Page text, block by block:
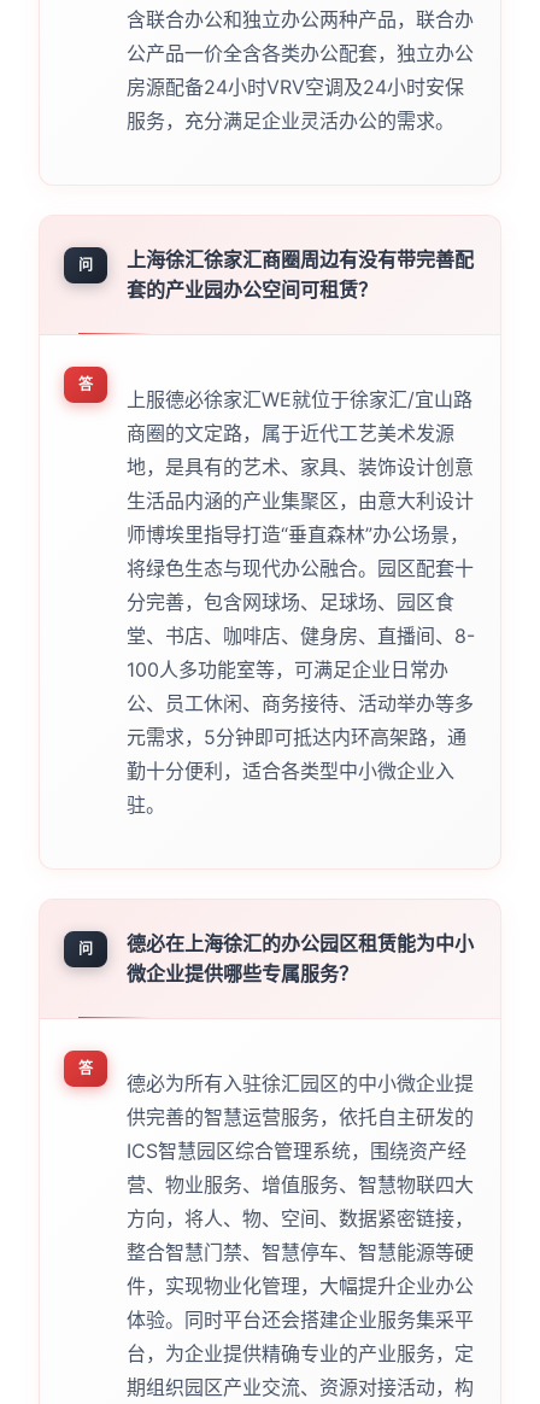
含联合办公和独立办公两种产品，联合办
公产品一价全含各类办公配套，独立办公
房源配备24小时VRV空调及24小时安保
服务，充分满足企业灵活办公的需求。
问
上海徐汇徐家汇商圈周边有没有带完善配
套的产业园办公空间可租赁？
答
上服德必徐家汇WE就位于徐家汇/宜山路
商圈的文定路，属于近代工艺美术发源
地，是具有的艺术、家具、装饰设计创意
生活品内涵的产业集聚区，由意大利设计
师博埃里指导打造“垂直森林”办公场景，
将绿色生态与现代办公融合。园区配套十
分完善，包含网球场、足球场、园区食
堂、书店、咖啡店、健身房、直播间、8-
100人多功能室等，可满足企业日常办
公、员工休闲、商务接待、活动举办等多
元需求，5分钟即可抵达内环高架路，通
勤十分便利，适合各类型中小微企业入
驻。
问
德必在上海徐汇的办公园区租赁能为中小
微企业提供哪些专属服务？
答
德必为所有入驻徐汇园区的中小微企业提
供完善的智慧运营服务，依托自主研发的
ICS智慧园区综合管理系统，围绕资产经
营、物业服务、增值服务、智慧物联四大
方向，将人、物、空间、数据紧密链接，
整合智慧门禁、智慧停车、智慧能源等硬
件，实现物业化管理，大幅提升企业办公
体验。同时平台还会搭建企业服务集采平
台，为企业提供精确专业的产业服务，定
期组织园区产业交流、资源对接活动，构